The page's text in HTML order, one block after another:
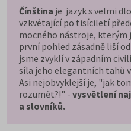
Čínština je jazyk s velmi
vzkvétající po tisíciletí
mocného nástroje, kterým
první pohled zásadně liší
jsme zvyklí v západním
síla jeho elegantních tahů
Asi nejobvyklejší je, "jak
rozumět?!" - vysvětlení
a slovníků.